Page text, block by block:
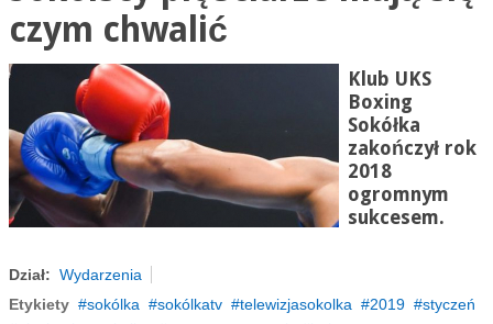
czym chwalić
Klub UKS
Boxing
Sokółka
zakończył rok
2018
ogromnym
sukcesem.
Dział: Wydarzenia
Etykiety
sokólka sokólkatv telewizjasokolka 2019
styczeń